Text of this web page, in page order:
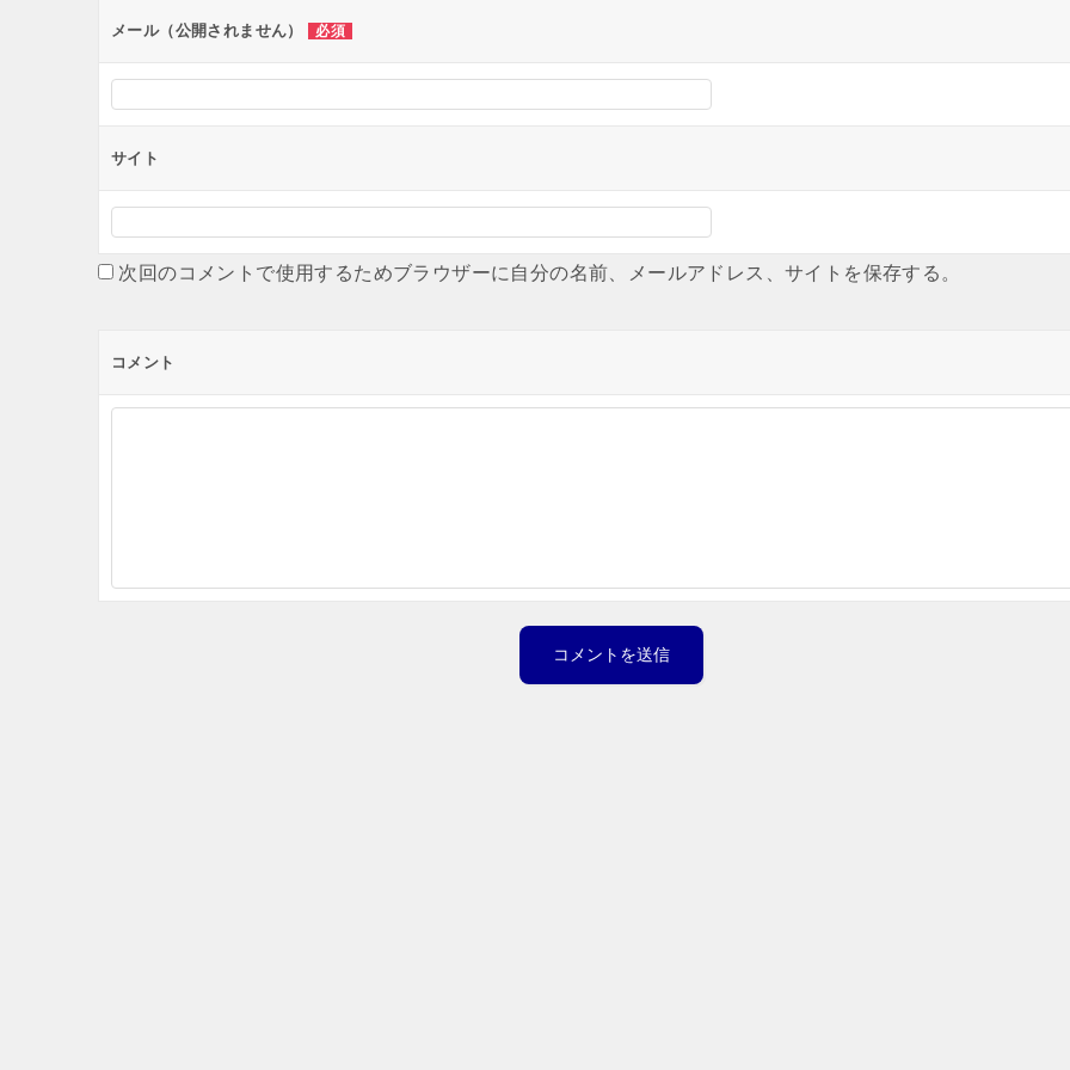
ン
メール（公開されません） 必須
サイト
次回のコメントで使用するためブラウザーに自分の名前、メールアドレス、サイトを保存する。
コメント